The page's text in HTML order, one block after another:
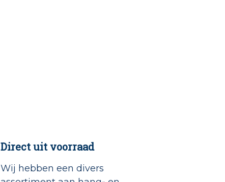
Direct uit voorraad
Wij hebben een divers